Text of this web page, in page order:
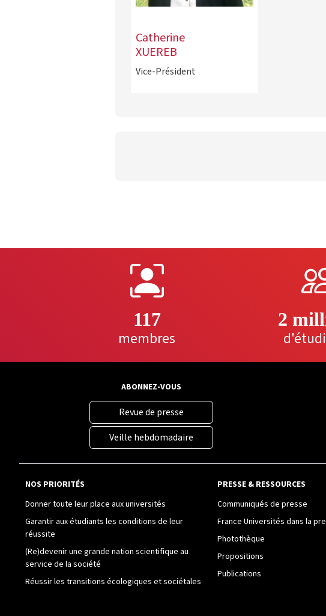
Catherine
XUEREB
Vice-Président
117
membres
2
ABONNEZ-VOUS
Revue de presse
Veille hebdomadaire
NOS PRIORITÉS
Donner toute leur place aux universités
Garantir aux étudiants les conditions de leur
réussite
(Re)devenir une grande nation scientifique au
service de la société
Réussir les transitions écologiques et sociétales
PRESSE & RESSOURCES
Communiqués de presse
France Universités dans la
Photothèque
Propositions
Publications